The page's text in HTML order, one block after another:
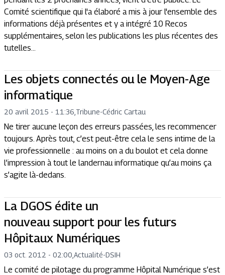
Comité scientifique qui l'a élaboré a mis à jour l'ensemble des
informations déjà présentes et y a intégré 10 Recos
supplémentaires, selon les publications les plus récentes des
tutelles...
Les objets connectés ou le Moyen-Age
informatique
20 avril 2015 - 11:36 Tribune-Cédric Cartau
Ne tirer aucune leçon des erreurs passées, les recommencer
toujours. Après tout, c’est peut-être cela le sens intime de la
vie professionnelle : au moins on a du boulot et cela donne
l’impression à tout le landernau informatique qu’au moins ça
s’agite là-dedans.
La DGOS édite un
nouveau support pour les futurs
Hôpitaux Numériques
03 oct. 2012 - 02:00 Actualité-DSIH
Le comité de pilotage du programme Hôpital Numérique s’est